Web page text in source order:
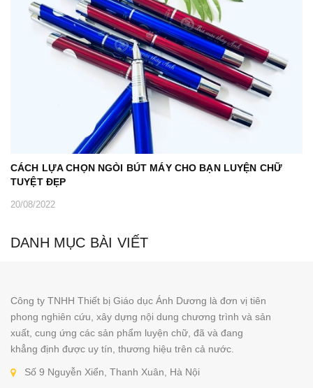
CÁCH LỰA CHỌN NGÒI BÚT MÁY CHO BẠN LUYỆN CHỮ
TUYỆT ĐẸP
20/08/2022
DANH MỤC BÀI VIẾT
Công ty TNHH Thiết bị Giáo dục Ánh Dương là đơn vị tiên
phong nghiên cứu, xây dựng nội dung chương trình và sản
xuất, cung ứng các sản phẩm luyện chữ, đã và đang
khẳng định được uy tín, thương hiệu trên cả nước.
Số 9 Nguyễn Xiển, Thanh Xuân, Hà Nội